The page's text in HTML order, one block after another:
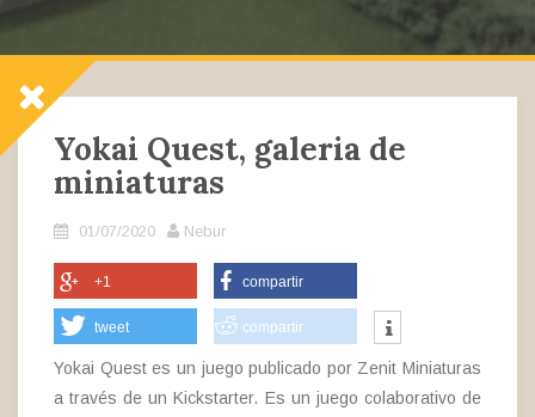
Yokai Quest, galeria de
miniaturas
01/07/2020 Nebur
+1 compartir
tweet compartir
Yokai Quest es un juego publicado por Zenit Miniaturas
a través de un Kickstarter. Es un juego colaborativo de